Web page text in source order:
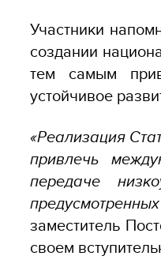
Участники
создании
тем самым
устойчивое
«Реализация
привлечь
передаче
заместитель
своем